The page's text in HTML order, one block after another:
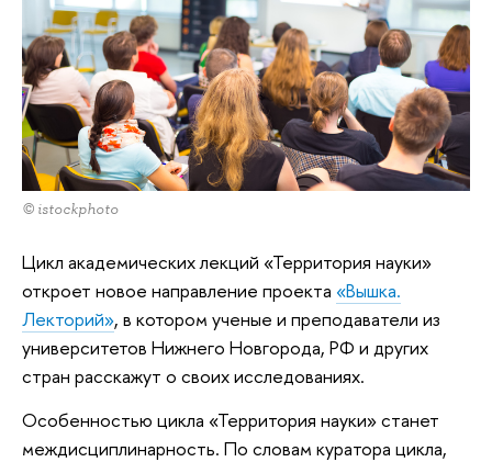
© istockphoto
Цикл академических лекций «Территория науки»
откроет новое направление проекта «Вышка.
Лекторий», в котором ученые и преподаватели из
университетов Нижнего Новгорода, РФ и других
стран расскажут о своих исследованиях.
Особенностью цикла «Территория науки» станет
междисциплинарность. По словам куратора цикла,